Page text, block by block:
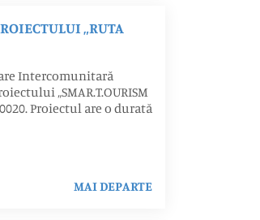
„RUTA
Intercomunitară
„SMAR.T.OURISM
0020. Proiectul are o durată
MAI DEPARTE